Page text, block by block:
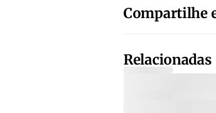
Compartilhe
Relacionadas